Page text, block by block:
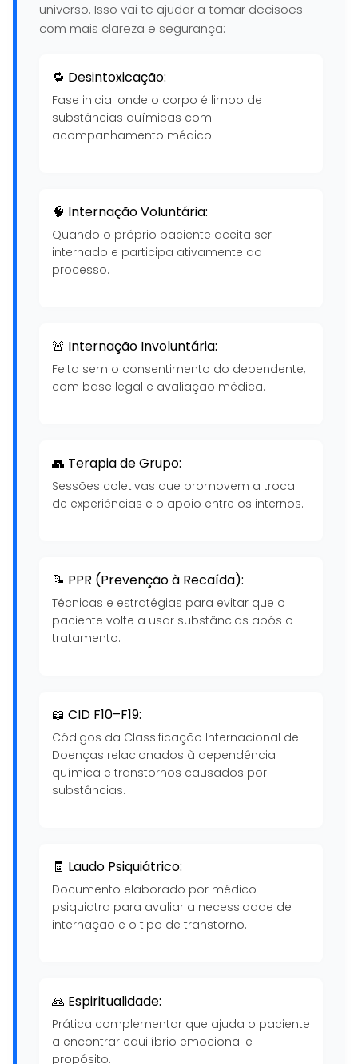
universo. Isso vai te ajudar a tomar decisões
com mais clareza e segurança:
🔁 Desintoxicação:
Fase inicial onde o corpo é limpo de
substâncias químicas com
acompanhamento médico.
🧠 Internação Voluntária:
Quando o próprio paciente aceita ser
internado e participa ativamente do
processo.
🚨 Internação Involuntária:
Feita sem o consentimento do dependente,
com base legal e avaliação médica.
👥 Terapia de Grupo:
Sessões coletivas que promovem a troca
de experiências e o apoio entre os internos.
📝 PPR (Prevenção à Recaída):
Técnicas e estratégias para evitar que o
paciente volte a usar substâncias após o
tratamento.
📖 CID F10–F19:
Códigos da Classificação Internacional de
Doenças relacionados à dependência
química e transtornos causados por
substâncias.
🧾 Laudo Psiquiátrico:
Documento elaborado por médico
psiquiatra para avaliar a necessidade de
internação e o tipo de transtorno.
🙏 Espiritualidade:
Prática complementar que ajuda o paciente
a encontrar equilíbrio emocional e
propósito.